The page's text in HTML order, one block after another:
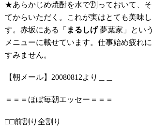
★あらかじめ焼酎を水で割っておいて、
てからいただく。これが実はとても美味
す。赤坂にある「 まるしげ夢葉家」とい
メニューに載せています。仕事始め疲れ
すみません。
【朝メール】20080812より＿＿
＝＝＝ほぼ毎朝エッセー＝＝＝
□□前割り全割り